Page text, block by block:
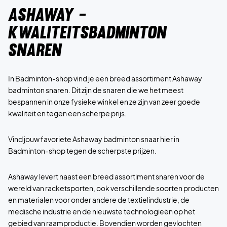
Ashaway -
Kwaliteitsbadminton
snaren
In Badminton-shop vind je een breed assortiment Ashaway
badminton snaren. Dit zijn de snaren die we het meest
bespannen in onze fysieke winkel en ze zijn van zeer goede
kwaliteit en tegen een scherpe prijs.
Vind jouw favoriete Ashaway badminton snaar hier in
Badminton-shop tegen de scherpste prijzen.
Ashaway levert naast een breed assortiment snaren voor de
wereld van racketsporten, ook verschillende soorten producten
en materialen voor onder andere de textielindustrie, de
medische industrie en de nieuwste technologieën op het
gebied van raamproductie. Bovendien worden gevlochten